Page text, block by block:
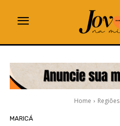
Home Regiões
MARICÁ